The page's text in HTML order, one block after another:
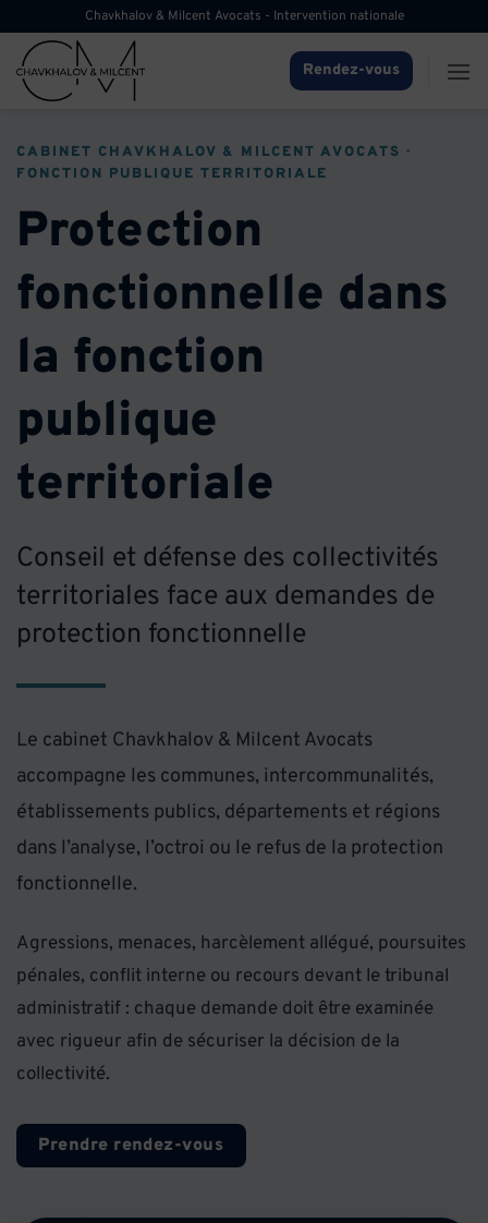
contenu
Chavkhalov & Milcent Avocats - Intervention nationale
Rendez-vous
CABINET CHAVKHALOV & MILCENT AVOCATS ·
FONCTION PUBLIQUE TERRITORIALE
Protection
fonctionnelle dans
la fonction
publique
territoriale
Conseil et défense des collectivités
territoriales face aux demandes de
protection fonctionnelle
Le cabinet Chavkhalov & Milcent Avocats
accompagne les communes, intercommunalités,
établissements publics, départements et régions
dans l’analyse, l’octroi ou le refus de la protection
fonctionnelle.
Agressions, menaces, harcèlement allégué, poursuites
pénales, conflit interne ou recours devant le tribunal
administratif : chaque demande doit être examinée
avec rigueur afin de sécuriser la décision de la
collectivité.
Prendre rendez-vous